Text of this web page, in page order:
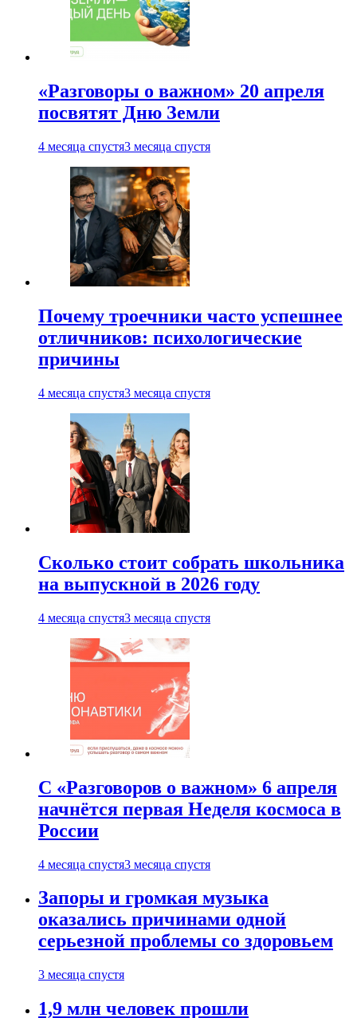
«Разговоры о важном» 20 апреля
посвятят Дню Земли
4 месяца спустя3 месяца спустя
Почему троечники часто успешнее
отличников: психологические
причины
4 месяца спустя3 месяца спустя
Сколько стоит собрать школьника
на выпускной в 2026 году
4 месяца спустя3 месяца спустя
С «Разговоров о важном» 6 апреля
начнётся первая Неделя космоса в
России
4 месяца спустя3 месяца спустя
Запоры и громкая музыка
оказались причинами одной
серьезной проблемы со здоровьем
3 месяца спустя
1,9 млн человек прошли